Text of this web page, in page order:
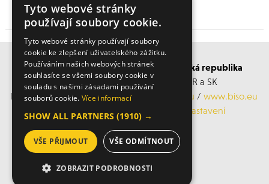
model? Neváhejte nás kontaktovat!
BISO SCHRATTENECKER Česká a Slovenská republika
Obchodní s servisní střediska po ČR a SK
Mobil: +420 606 183 360, Email:
info@biso.eu /www.biso.eu
Cookies nastavení
© 2026 Biso
Tyto webové stránky
používají soubory cookie.
Tyto webové stránky používají soubory
cookie ke zlepšení uživatelského zážitku.
Používáním našich webových stránek
souhlasíte se všemi soubory cookie v
souladu s našimi zásadami používání
souborů cookie. Více informací
SHOW ALL PARTNERS (1910) →
VŠE PŘIJMOUT VŠE ODMÍTNOUT
ZOBRAZIT PODROBNOSTI